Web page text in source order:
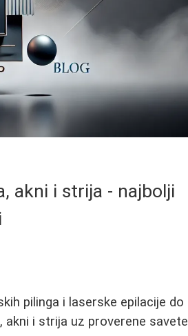
akni i strija - najbolji
pilinga i laserske epilacije do
akni i strija uz proverene savete